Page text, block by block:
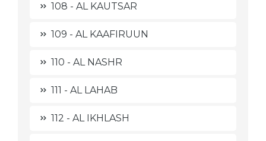
108 - AL KAUTSAR
109 - AL KAAFIRUUN
110 - AL NASHR
111 - AL LAHAB
112 - AL IKHLASH